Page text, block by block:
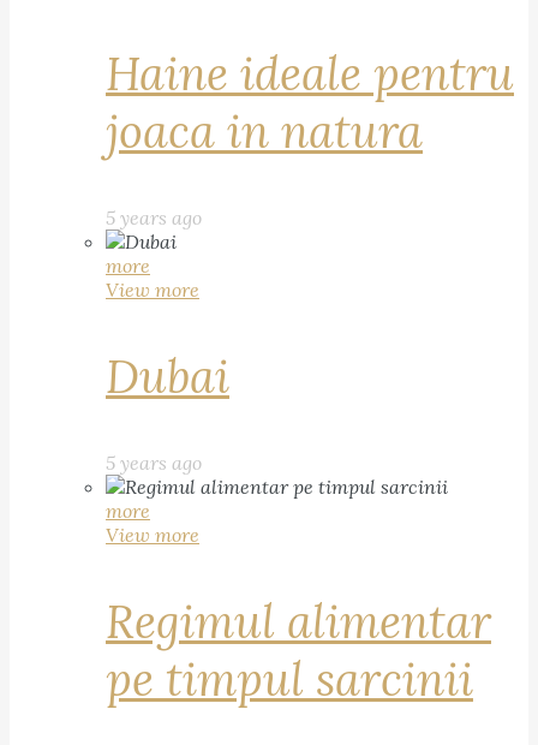
Haine ideale pentru
joaca in natura
5 years ago
more
View more
Dubai
5 years ago
more
View more
Regimul alimentar
pe timpul sarcinii